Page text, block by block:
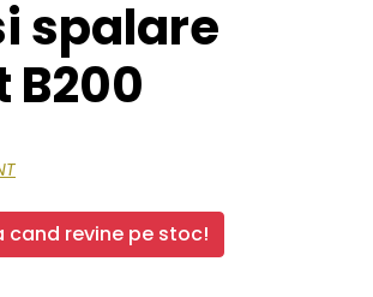
spalare
B200
revine pe stoc!